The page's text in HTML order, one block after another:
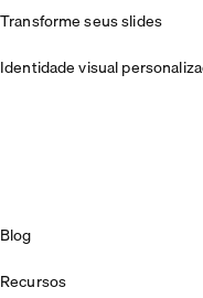
Transforme seus slides
Identidade visual
Blog
Recursos